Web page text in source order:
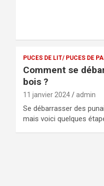
PUCES DE LIT/ PUCES DE
Comment se
bois ?
11 janvier 2024 admin
Se débarrasser des
mais voici quelques